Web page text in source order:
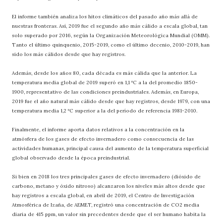
El informe también analiza los hitos climáticos del pasado año más allá de
nuestras fronteras. Así, 2019 fue el segundo año más cálido a escala global, tan
solo superado por 2016, según la Organización Meteorológica Mundial (OMM).
Tanto el último quinquenio, 2015-2019, como el último decenio, 2010-2019, han
sido los más cálidos desde que hay registros.
Además, desde los años 80, cada década es más cálida que la anterior. La
temperatura media global de 2019 superó en 1,1 ºC a la del promedio 1850-
1900, representativo de las condiciones preindustriales. Además, en Europa,
2019 fue el año natural más cálido desde que hay registros, desde 1979, con una
temperatura media 1,2 ºC superior a la del período de referencia 1981-2010.
Finalmente, el informe aporta datos relativos a la concentración en la
atmósfera de los gases de efecto invernadero como consecuencia de las
actividades humanas, principal causa del aumento de la temperatura superficial
global observado desde la época preindustrial.
Si bien en 2018 los tres principales gases de efecto invernadero (dióxido de
carbono, metano y óxido nitroso) alcanzaron los niveles más altos desde que
hay registros a escala global, en abril de 2019, el Centro de Investigación
Atmosférica de Izaña, de AEMET, registró una concentración de CO2 media
diaria de 415 ppm, un valor sin precedentes desde que el ser humano habita la